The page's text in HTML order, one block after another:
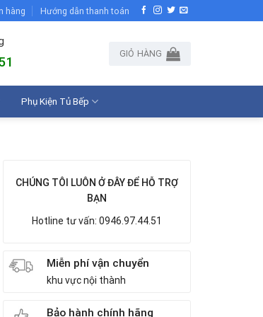
hàng Hướng dẫn thanh toán
GIỎ HÀNG
Phụ Kiện Tủ Bếp
CHÚNG TÔI LUÔN Ở ĐÂY ĐỂ HỖ TRỢ
BẠN
Hotline tư vấn: 0946.97.44.51
Miễn phí vận chuyển
khu vực nội thành
Bảo hành chính hãng